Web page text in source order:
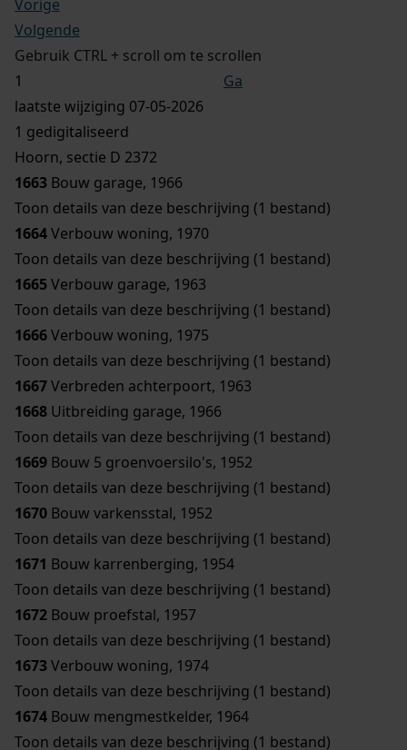
Vorige
Volgende
Gebruik CTRL + scroll om te scrollen
Ga
laatste wijziging 07-05-2026
1 gedigitaliseerd
Hoorn, sectie D 2372
1663 Bouw garage, 1966
Toon details van deze beschrijving (1 bestand)
1664Verbouw woning, 1970
Toon details van deze beschrijving (1 bestand)
1665Verbouw garage, 1963
Toon details van deze beschrijving (1 bestand)
1666Verbouw woning, 1975
Toon details van deze beschrijving (1 bestand)
1667Verbreden achterpoort, 1963
1668 Uitbreiding garage, 1966
Toon details van deze beschrijving (1 bestand)
1669 Bouw 5 groenvoersilo's, 1952
Toon details van deze beschrijving (1 bestand)
1670 Bouw varkensstal, 1952
Toon details van deze beschrijving (1 bestand)
1671 Bouw karrenberging, 1954
Toon details van deze beschrijving (1 bestand)
1672 Bouw proefstal, 1957
Toon details van deze beschrijving (1 bestand)
1673Verbouw woning, 1974
Toon details van deze beschrijving (1 bestand)
1674 Bouw mengmestkelder, 1964
Toon details van deze beschrijving (1 bestand)